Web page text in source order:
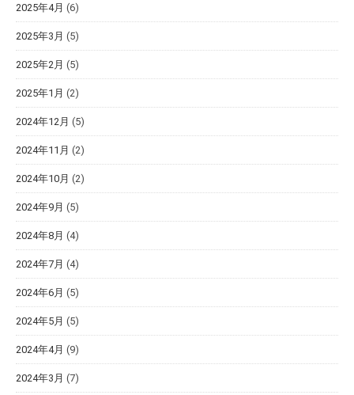
2025年4月 (6)
2025年3月 (5)
2025年2月 (5)
2025年1月 (2)
2024年12月 (5)
2024年11月 (2)
2024年10月 (2)
2024年9月 (5)
2024年8月 (4)
2024年7月 (4)
2024年6月 (5)
2024年5月 (5)
2024年4月 (9)
2024年3月 (7)